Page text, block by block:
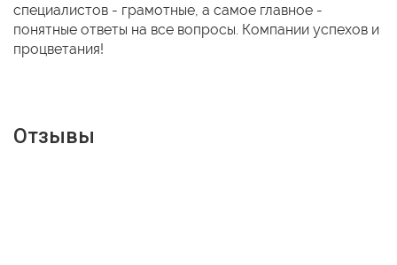
специалистов - грамотные, а самое главное -
понятные ответы на все вопросы. Компании успехов и
процветания!
Отзывы